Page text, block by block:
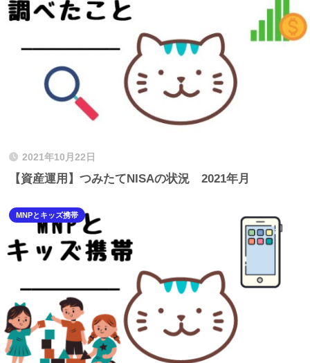
2021年10月22日
【資産運用】つみたてNISAの状況 2021年月
MNPとキッズ携帯